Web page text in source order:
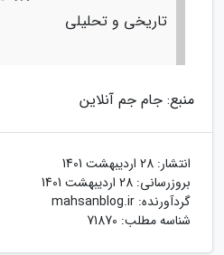
تاریخی و تحلیلی
منبع: جام جم آنلاین
انتشار: 28 اردیبهشت 1401
بروزرسانی: 28 اردیبهشت 1401
گردآورنده: mahsanblog.ir
شناسه مطلب: 71870